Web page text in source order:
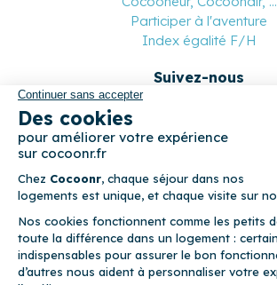
Participer à l'aventure
Index égalité F/H
Suivez-nous